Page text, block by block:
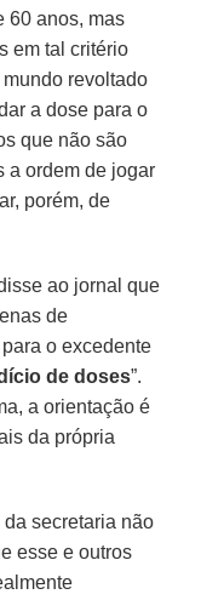
60 anos, mas
em tal critério
revoltado
a dose para o
que não são
a ordem de jogar
porém, de
ao jornal que
de
o excedente
de doses”.
a orientação é
da própria
secretaria não
esse e outros